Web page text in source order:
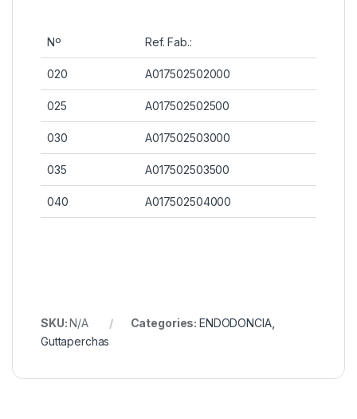
Nº Ref. Fab.:
020 A017502502000
025 A017502502500
030 A017502503000
035 A017502503500
040 A017502504000
SKU:N/A Categories: ENDODONCIA,
Guttaperchas